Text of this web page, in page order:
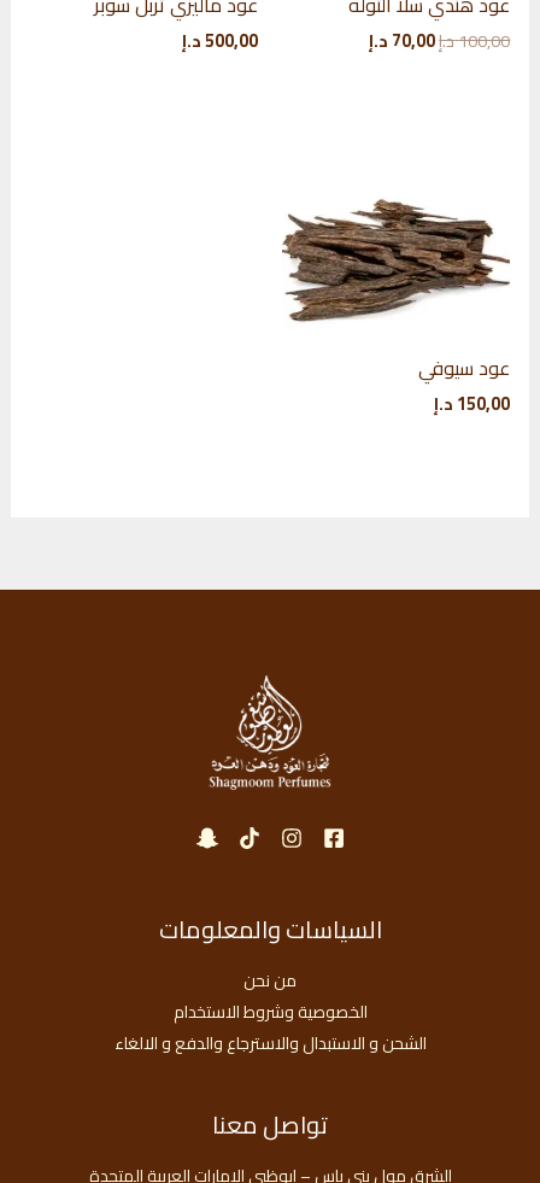
100,00د.إالسعر
الأصلي
70,00د.إ
الحالي
500,00د.إ
عود سيوفي
150,00د.إ
السياسات والمعلومات
من نحن
الخصوصية وشروط الاستخدام
الشحن و الاستبدال والاسترجاع والدفع و الالغاء
تواصل معنا
الشرق مول بني ياس – ابوظبي الامارات العربية المتحدة